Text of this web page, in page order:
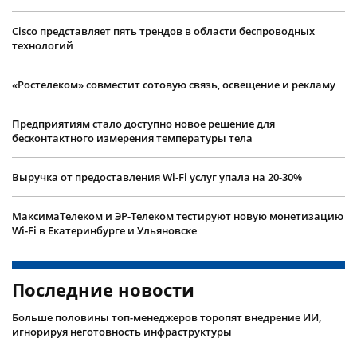
Cisco представляет пять трендов в области беспроводных
технологий
«Ростелеком» совместит сотовую связь, освещение и рекламу
Предприятиям стало доступно новое решение для
бесконтактного измерения температуры тела
Выручка от предоставления Wi-Fi услуг упала на 20-30%
МаксимаТелеком и ЭР-Телеком тестируют новую монетизацию
Wi-Fi в Екатеринбурге и Ульяновске
Последние новости
Больше половины топ-менеджеров торопят внедрение ИИ,
игнорируя неготовность инфраструктуры